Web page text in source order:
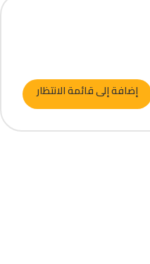
إضافة إلى قائمة الانتظار